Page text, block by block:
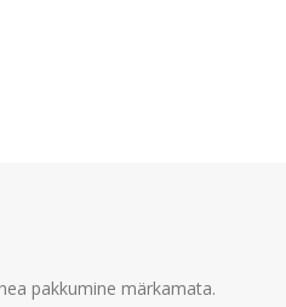
pakkumine märkamata.